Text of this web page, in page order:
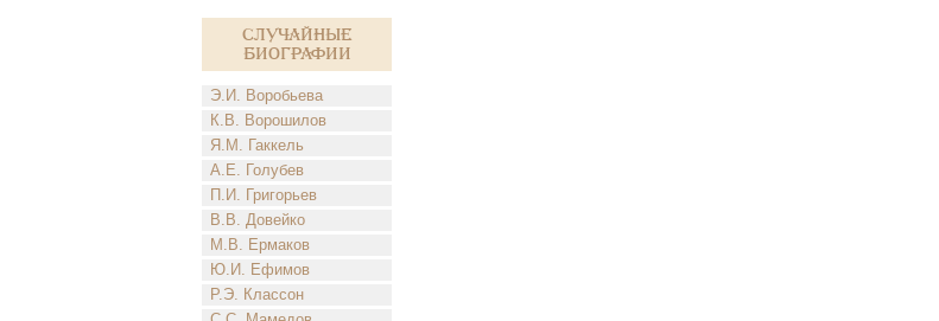
Случайные
биографии
Э.И. Воробьева
К.В. Ворошилов
Я.М. Гаккель
А.Е. Голубев
П.И. Григорьев
В.В. Довейко
М.В. Ермаков
Ю.И. Ефимов
Р.Э. Классон